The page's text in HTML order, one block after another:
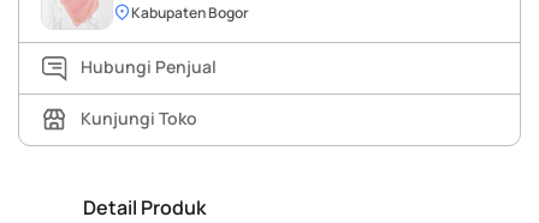
Kabupaten Bogor
Hubungi Penjual
Kunjungi Toko
Detail Produk